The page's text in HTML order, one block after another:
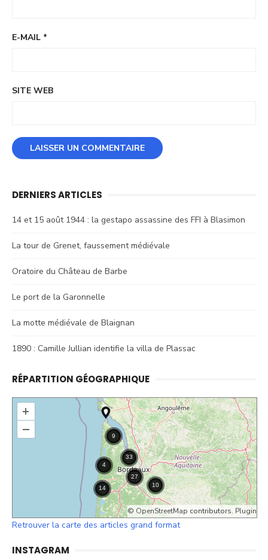
E-MAIL *
SITE WEB
DERNIERS ARTICLES
14 et 15 août 1944 : la gestapo assassine des FFI à Blasimon
La tour de Grenet, faussement médiévale
Oratoire du Château de Barbe
Le port de la Garonnelle
La motte médiévale de Blaignan
1890 : Camille Jullian identifie la villa de Plassac
RÉPARTITION GÉOGRAPHIQUE
+
–
© OpenStreetMap contributors. Plugin
Retrouver la carte des articles grand format
INSTAGRAM